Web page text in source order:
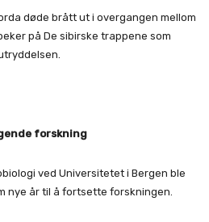
døde brått ut i overgangen mellom
på De sibirske trappene som
forskning
ved Universitetet i Bergen ble
nye år til å fortsette forskningen.